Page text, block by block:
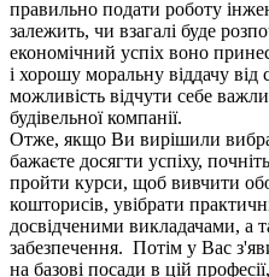
правильно подати роботу
залежить, чи взагалі буде
економічний успіх воно
і хорошу моральну віддачу від
можливість відчути себе
будівельної компанії.
Отже, якщо Ви вирішили
бажаєте досягти успіху,
пройти курси, щоб вивчити
кошторисів, увібрати
досвідченими викладачами, а
забезпечення. Потім у Вас
на базові посади в цій